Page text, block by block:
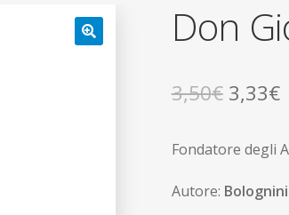
Don
3,50€ Il
era:
3,33€Il
è:
Fondatore degli
Autore: Bolognini